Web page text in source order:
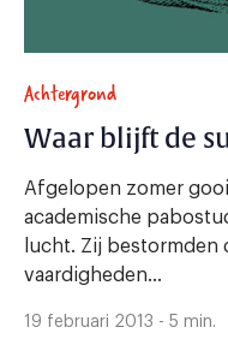
Achtergrond
Waar blijft de
Afgelopen zomer
academische
lucht. Zij bestormden
vaardigheden...
19 februari 2013 - 5 min.